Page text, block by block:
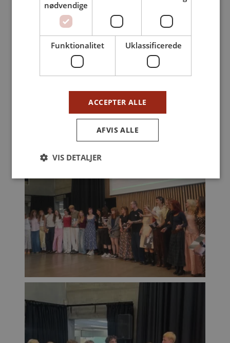
nødvendige
Funktionalitet Uklassificerede
ACCEPTER ALLE
AFVIS ALLE
VIS DETALJER